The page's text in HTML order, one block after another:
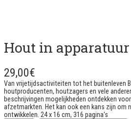
Hout in apparatuur
29,00€
Van vrijetijdsactiviteiten tot het buitenleven
houtproducenten, houtzagers en vele
beschrijvingen mogelijkheden ontdekken
afzetmarkten. Het kan ook een kans zijn om
ontwikkelen. 24 x 16 cm, 316 pagina's